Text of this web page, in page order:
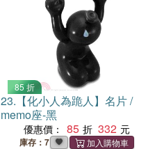
85 折
23. 【化小人為跪人】名片 /
memo座-黑
優惠價： 85 332
庫存：7